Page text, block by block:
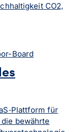
CO2,
für
bewährte